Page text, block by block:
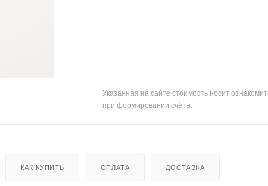
Указанная на сайте стоимость носит
при формировании счёта.
КАК КУПИТЬ ОПЛАТА ДОСТАВКА